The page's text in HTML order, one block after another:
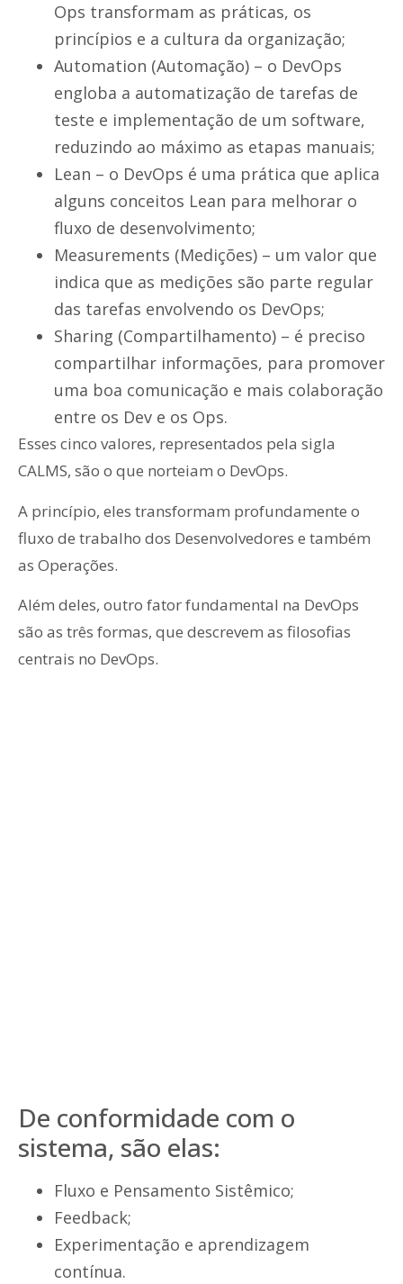
Ops transformam as práticas, os
princípios e a cultura da organização;
Automation (Automação) – o DevOps
engloba a automatização de tarefas de
teste e implementação de um software,
reduzindo ao máximo as etapas manuais;
Lean – o DevOps é uma prática que aplica
alguns conceitos Lean para melhorar o
fluxo de desenvolvimento;
Measurements (Medições) – um valor que
indica que as medições são parte regular
das tarefas envolvendo os DevOps;
Sharing (Compartilhamento) – é preciso
compartilhar informações, para promover
uma boa comunicação e mais colaboração
entre os Dev e os Ops.
Esses cinco valores, representados pela sigla
CALMS, são o que norteiam o DevOps.
A princípio, eles transformam profundamente o
fluxo de trabalho dos Desenvolvedores e também
as Operações.
Além deles, outro fator fundamental na DevOps
são as três formas, que descrevem as filosofias
centrais no DevOps.
De conformidade com o
sistema, são elas:
Fluxo e Pensamento Sistêmico;
Feedback;
Experimentação e aprendizagem
contínua.